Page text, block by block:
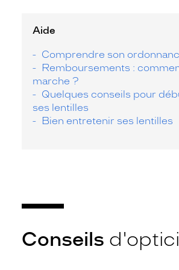
Aide
Comprendre son
Remboursements :
marche ?
Quelques conseils pour
ses lentilles
Bien entretenir ses lentilles
Conseils